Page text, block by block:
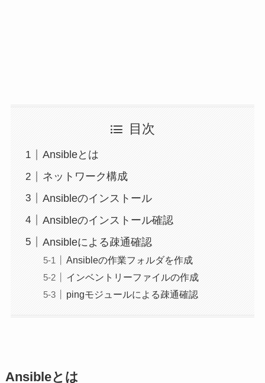
目次
Ansibleとは
ネットワーク構成
Ansibleのインストール
Ansibleのインストール確認
Ansibleによる疎通確認
Ansibleの作業フォルダを作成
インベントリーファイルの作成
pingモジュールによる疎通確認
Ansibleとは